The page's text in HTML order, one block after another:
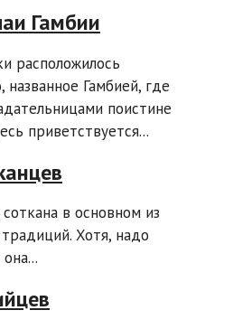
Гамбии
расположилось
Гамбией, где
поистине
приветствуется...
в основном из
Хотя, надо